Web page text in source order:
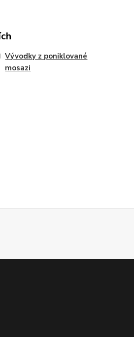
Vývodky z poniklované
mosazi